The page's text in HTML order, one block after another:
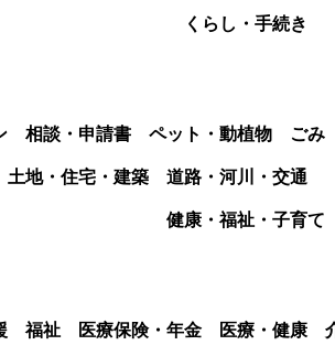
くらし・手続き
相談・申請書 ペット・動植物 ごみ
土地・住宅・建築
道路・河川・交通
健康・福祉・子育て
福祉 医療保険・年金 医療・健康